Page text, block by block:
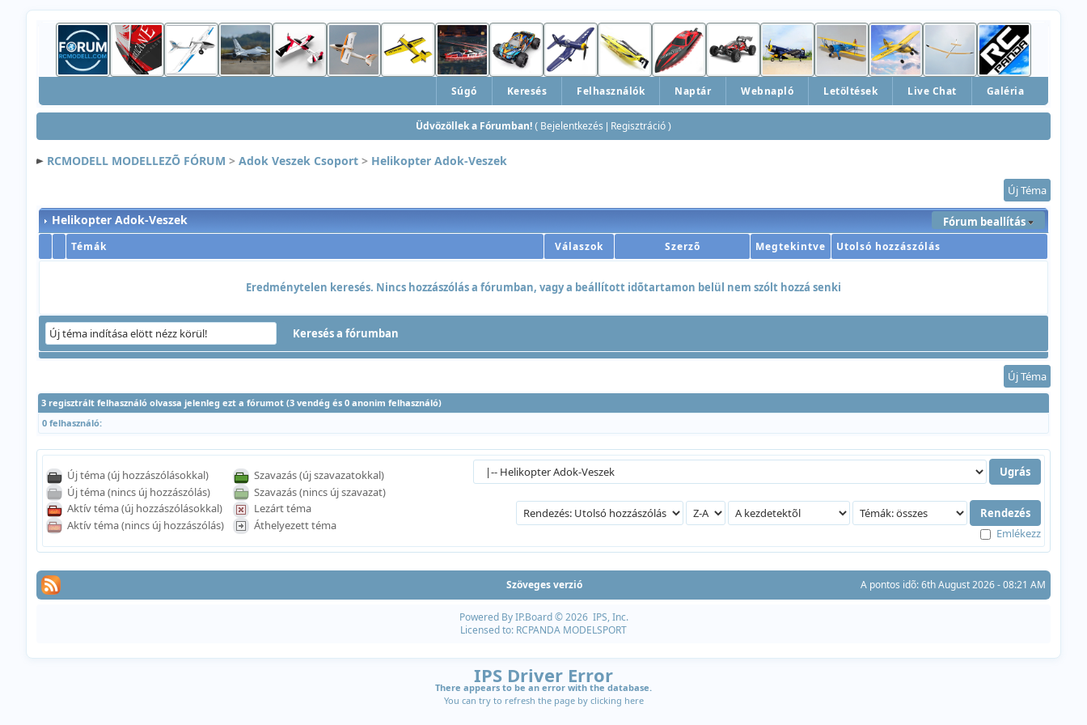
Súgó Keresés Felhasználók Naptár Webnapló Letöltések Live Chat Galéria
Üdvözöllek a Fórumban! ( Bejelentkezés Regisztráció )
RCMODELL MODELLEZÕ FÓRUM > Adok Veszek Csoport > Helikopter Adok-Veszek
Új Téma
Helikopter Adok-Veszek Fórum beallítás
Témák Válaszok Szerzõ Megtekintve Utolsó hozzászólás
Eredménytelen keresés. Nincs hozzászólás a fórumban, vagy a beállított idõtartamon belül nem szólt hozzá senki
Új Téma
3 regisztrált felhasználó olvassa jelenleg ezt a fórumot (3 vendég és 0 anonim felhasználó)
0 felhasználó:
Új téma (új hozzászólásokkal)
Új téma (nincs új hozzászólás)
Aktív téma (új hozzászólásokkal)
Aktív téma (nincs új hozzászólás)
Szavazás (új szavazatokkal)
Szavazás (nincs új szavazat)
Lezárt téma
Áthelyezett téma
Emlékezz
Szöveges verzió A pontos idõ: 6th August 2026 - 08:21 AM
Powered ByIP.Board© 2026 IPS, Inc.
Licensed to: RCPANDA MODELSPORT
IPS Driver Error
There appears to be an error with the database.
You can try to refresh the page by clicking here